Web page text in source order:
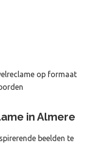
op formaat
in Almere
beelden te